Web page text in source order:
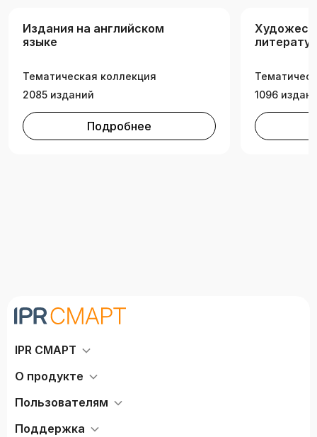
Издания на английском
языке
Тематическая коллекция
2085 изданий
Подробнее
1096
IPR СМАРТ
О продукте
Пользователям
Поддержка